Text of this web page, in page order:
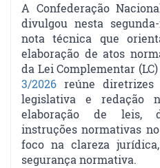
A Confederação
divulgou nesta
nota técnica que
elaboração de atos
da Lei Complementar
3/2026 reúne diretrizes
legislativa e redação
elaboração de leis,
instruções normativas
foco na clareza
segurança normativa.